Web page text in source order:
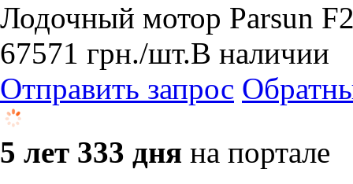
Лодочный мотор Parsun
67571 грн./шт.В наличии
Отправить запрос
5 лет 333 дня на портале